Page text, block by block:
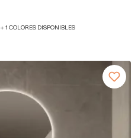
+ 1 COLORES DISPONIBLES